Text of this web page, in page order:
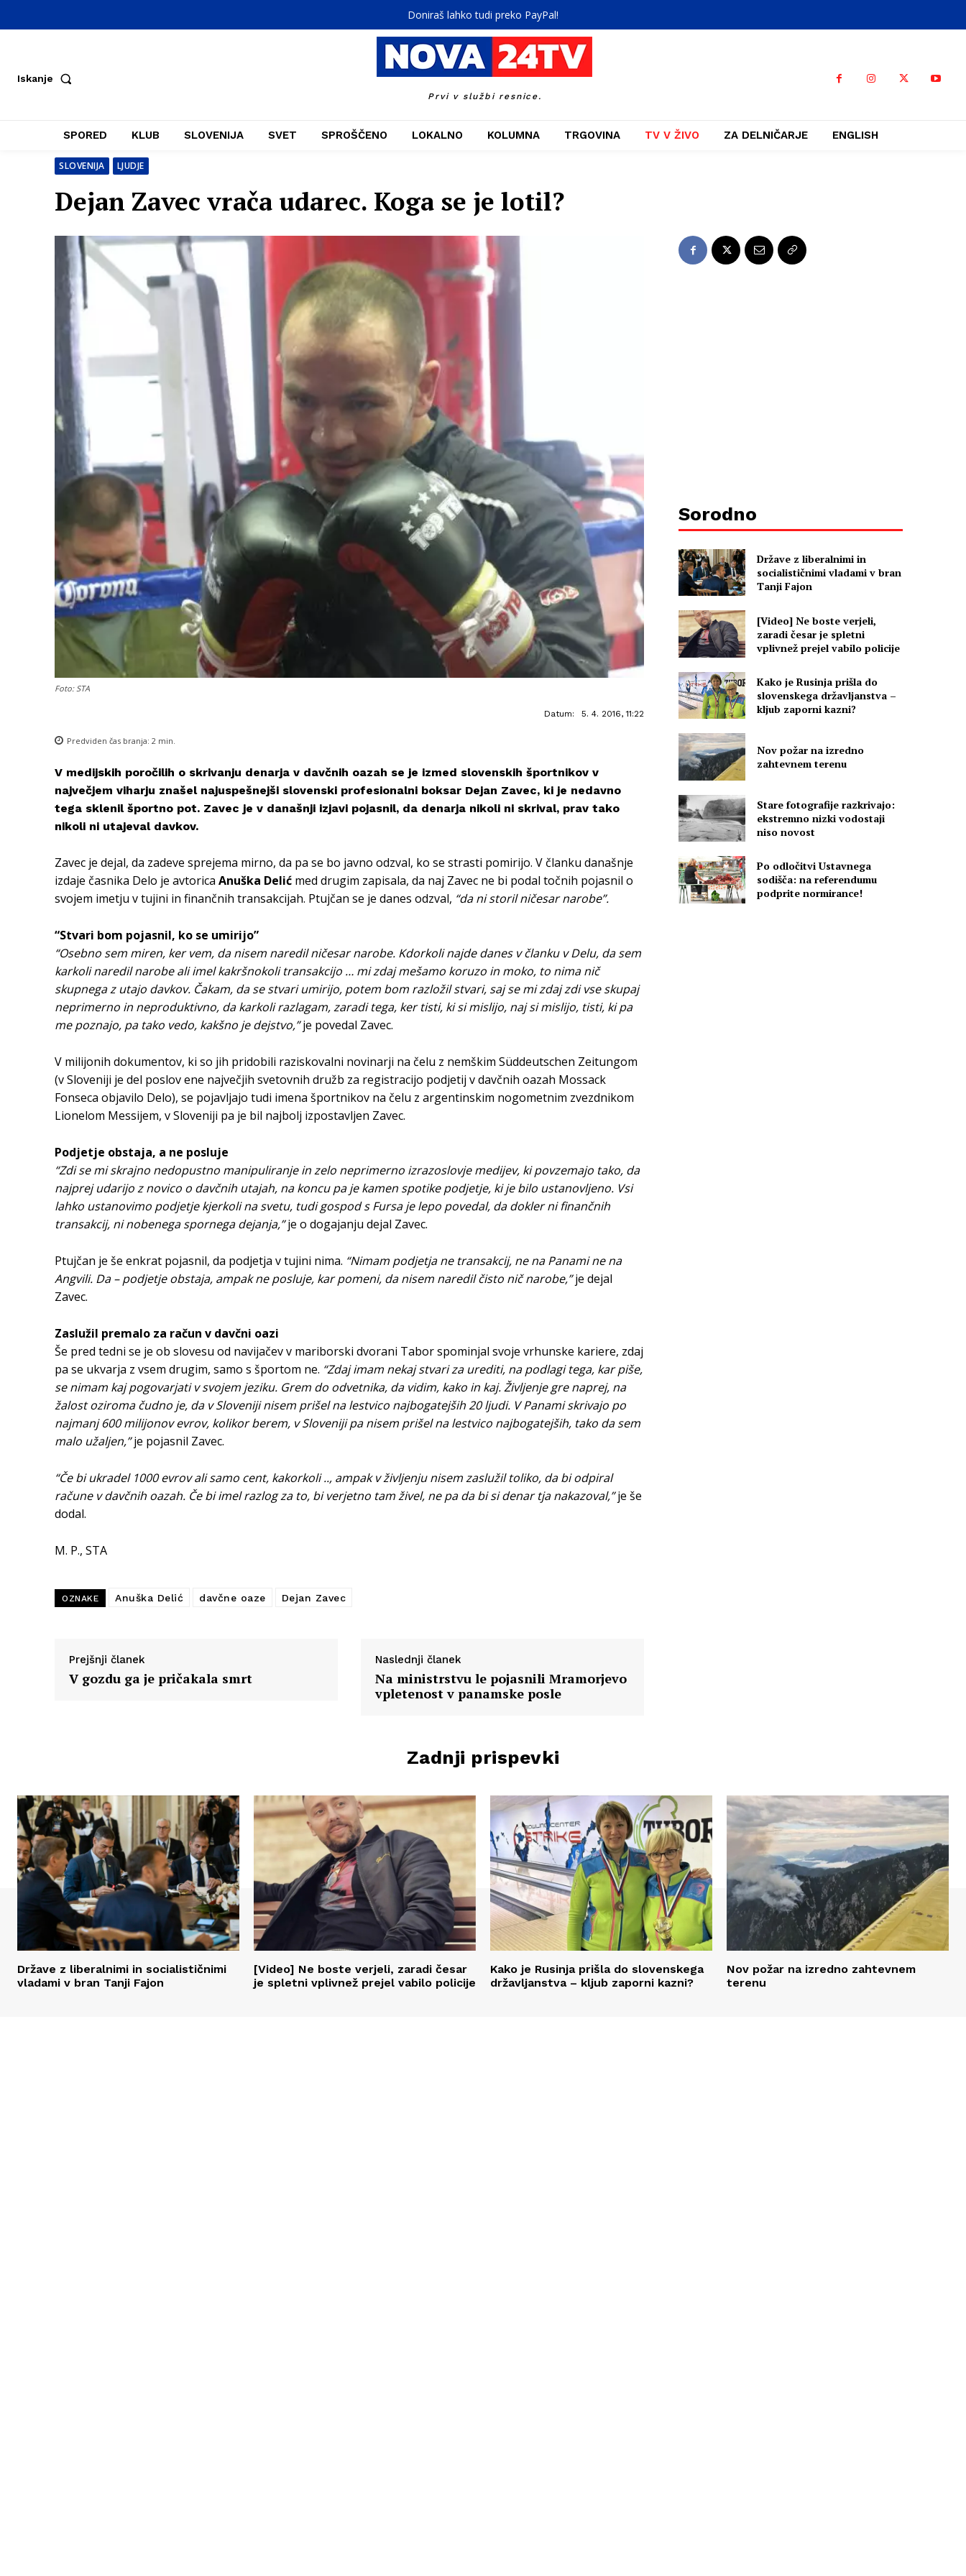
Doniraš lahko tudi preko PayPal!
Iskanje
Prvi v službi resnice.
SPORED KLUB SLOVENIJA SVET SPROŠČENO LOKALNO KOLUMNA TRGOVINA TV V ŽIVO ZA DELNIČARJE ENGLISH
SLOVENIJA LJUDJE
Dejan Zavec vrača udarec. Koga se je lotil?
Foto: STA
Datum: 5. 4. 2016, 11:22
Predviden čas branja: 2 min.
V medijskih poročilih o skrivanju denarja v davčnih oazah se je izmed slovenskih športnikov v
največjem viharju znašel najuspešnejši slovenski profesionalni boksar Dejan Zavec, ki je nedavno
tega sklenil športno pot. Zavec je v današnji izjavi pojasnil, da denarja nikoli ni skrival, prav tako
nikoli ni utajeval davkov.
Zavec je dejal, da zadeve sprejema mirno, da pa se bo javno odzval, ko se strasti pomirijo. V članku današnje
izdaje časnika Delo je avtorica Anuška Delić med drugim zapisala, da naj Zavec ne bi podal točnih pojasnil o
svojem imetju v tujini in finančnih transakcijah. Ptujčan se je danes odzval, “da ni storil ničesar narobe”.
“Stvari bom pojasnil, ko se umirijo”
“Osebno sem miren, ker vem, da nisem naredil ničesar narobe. Kdorkoli najdedanes v članku v Delu, da sem
karkoli naredil narobe ali imel kakršnokoli transakcijo … mi zdaj mešamo koruzo in moko, to nima nič
skupnega z utajo davkov. Čakam, da se stvari umirijo, potem bom razložil stvari, saj se mi zdaj zdi vse skupaj
neprimerno in neproduktivno, da karkoli razlagam, zaradi tega, ker tisti, ki si mislijo, naj si mislijo, tisti, ki pa
me poznajo, pa tako vedo, kakšno je dejstvo,”je povedal Zavec.
V milijonih dokumentov, ki so jih pridobili raziskovalni novinarji na čelu z nemškim Süddeutschen Zeitungom
(v Sloveniji je del poslov ene največjih svetovnih družb za registracijo podjetij v davčnih oazah Mossack
Fonseca objavilo Delo), se pojavljajo tudi imena športnikov na čelu z argentinskim nogometnim zvezdnikom
Lionelom Messijem, v Sloveniji pa je bil najbolj izpostavljen Zavec.
Podjetje obstaja, a ne posluje
“Zdi se mi skrajno nedopustno manipuliranje in zelo neprimerno izrazoslovje medijev, ki povzemajo tako, da
najprej udarijo z novico o davčnih utajah, na koncu pa je kamen spotike podjetje, ki je bilo ustanovljeno. Vsi
lahko ustanovimo podjetje kjerkoli na svetu, tudi gospod s Fursa je lepo povedal, da dokler ni finančnih
transakcij, ni nobenega spornega dejanja,”je o dogajanju dejal Zavec.
Ptujčan je še enkrat pojasnil, da podjetja v tujini nima. “Nimam podjetja ne transakcij, ne na Panami ne na
Angvili. Da – podjetje obstaja, ampak ne posluje, kar pomeni, da nisem naredil čisto nič narobe,”je dejal
Zavec.
Zaslužil premalo za račun v davčni oazi
Še pred tedni se je ob slovesu od navijačev v mariborski dvorani Tabor spominjal svoje vrhunske kariere, zdaj
pa se ukvarja z vsem drugim, samo s športom ne. “Zdaj imam nekaj stvari za urediti, na podlagi tega, kar piše,
se nimam kaj pogovarjati v svojem jeziku. Grem do odvetnika, da vidim, kako in kaj. Življenje gre naprej, na
žalost oziroma čudno je, da v Sloveniji nisem prišel na lestvico najbogatejših 20 ljudi. V Panami skrivajo po
najmanj 600 milijonov evrov, kolikor berem, v Sloveniji pa nisem prišel na lestvico najbogatejših, tako da sem
malo užaljen,”je pojasnil Zavec.
“Če bi ukradel 1000 evrov ali samo cent, kakorkoli .., ampak v življenju nisem zaslužil toliko, da bi odpiral
račune v davčnih oazah. Če bi imel razlog za to, bi verjetno tam živel, ne pa da bi si denar tja nakazoval,”je še
dodal.
M. P., STA
OZNAKE Anuška Delić davčne oaze Dejan Zavec
Prejšnji članek
V gozdu ga je pričakala smrt
Naslednji članek
Na ministrstvu le pojasnili Mramorjevo
vpletenost v panamske posle
Sorodno
Države z liberalnimi in
socialističnimi vladami v bran
Tanji Fajon
[Video] Ne boste verjeli,
zaradi česar je spletni
vplivnež prejel vabilo policije
Kako je Rusinja prišla do
slovenskega državljanstva –
kljub zaporni kazni?
Nov požar na izredno
zahtevnem terenu
Stare fotografije razkrivajo:
ekstremno nizki vodostaji
niso novost
Po odločitvi Ustavnega
sodišča: na referendumu
podprite normirance!
Zadnji prispevki
Države z liberalnimi in socialističnimi
vladami v bran Tanji Fajon
[Video] Ne boste verjeli, zaradi česar
je spletni vplivnež prejel vabilo policije
Kako je Rusinja prišla do slovenskega
državljanstva – kljub zaporni kazni?
Nov požar na izredno zahtevnem
terenu